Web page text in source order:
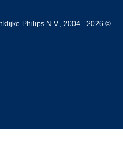
© Koninklijke Philips N.V., 2004 - 2026. كل الحقوق محفوظة.